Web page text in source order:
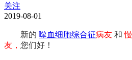
关注
2019-08-01
新的 噬血细胞综合征病友 和
友， 您们好！